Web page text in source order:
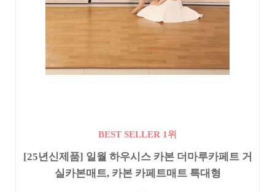
BEST SELLER 1위
[25년신제품] 일월 하우시스 카본 더마루카페트 거
실카본매트, 카본 카페트매트 특대형